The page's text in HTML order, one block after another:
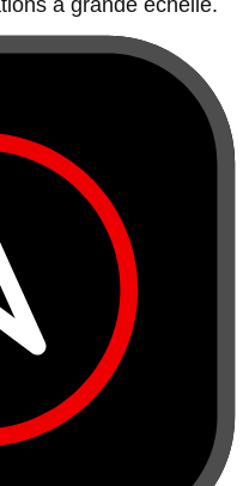
à grande échelle.